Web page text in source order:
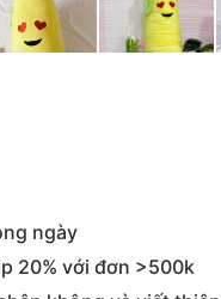
ngày
20% với đơn >500k